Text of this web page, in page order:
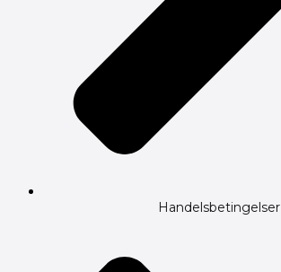
Handelsbetingelser